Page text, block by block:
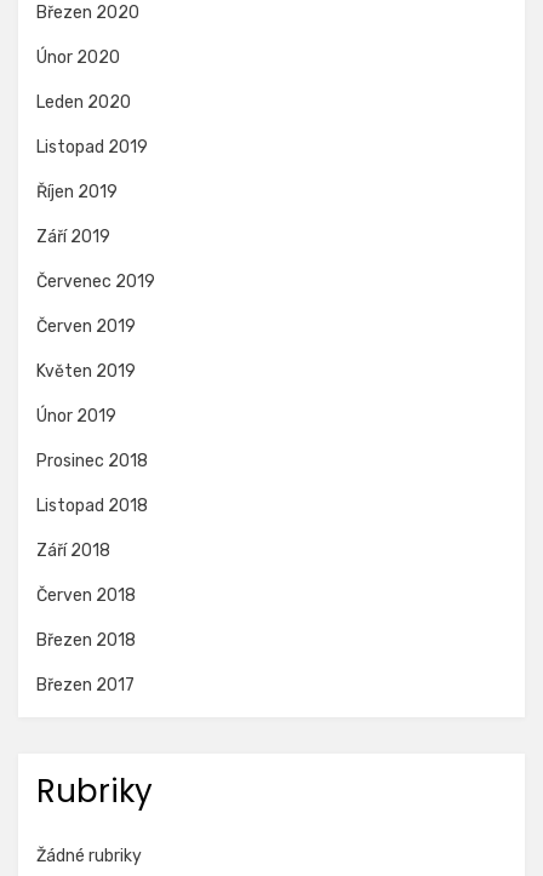
Březen 2020
Únor 2020
Leden 2020
Listopad 2019
Říjen 2019
Září 2019
Červenec 2019
Červen 2019
Květen 2019
Únor 2019
Prosinec 2018
Listopad 2018
Září 2018
Červen 2018
Březen 2018
Březen 2017
Rubriky
Žádné rubriky